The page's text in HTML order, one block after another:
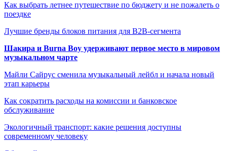
Как выбрать летнее путешествие по бюджету и не пожалеть о
поездке
Лучшие бренды блоков питания для B2B-сегмента
Шакира и Burna Boy удерживают первое место в мировом
музыкальном чарте
Майли Сайрус сменила музыкальный лейбл и начала новый
этап карьеры
Как сократить расходы на комиссии и банковское
обслуживание
Экологичный транспорт: какие решения доступны
современному человеку